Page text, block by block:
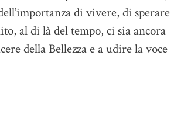
di vivere, di sperare
al di là del tempo, ci sia ancora
della Bellezza e a udire la voce